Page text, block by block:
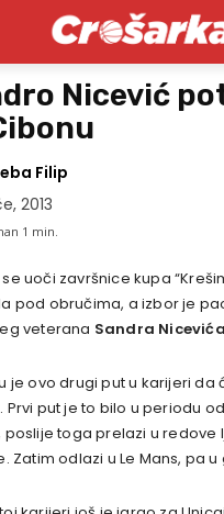
Nicević
Filip
2013
1 min.
uoči završnice kupa
pod obručima, a izbor je
veterana Sandra Nicevića
je ovo drugi put u karijeri da
Prvi put je to bilo u periodu od
poslije toga prelazi u redove
Zatim odlazi u Le Mans, pa u